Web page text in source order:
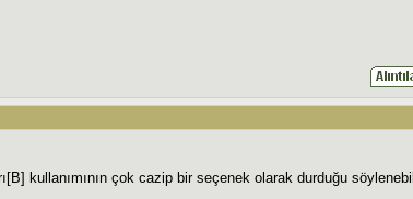
kullanımının çok cazip bir seçenek olarak durduğu